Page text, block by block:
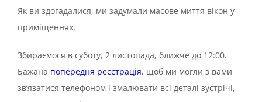
Як ви здогадалися, ми задумали масове миття вікон у
приміщеннях.
Збираємося в суботу, 2 листопада, ближче до 12:00.
Бажана попередня реєстрація, щоб ми могли з вами
зв’язатися телефоном і змалювати всі деталі зустрічі,